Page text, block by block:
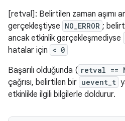
[retval]: Belirtilen zaman aşımı
gerçekleştiyse NO_ERROR ;
ancak etkinlik gerçekleşmediyse
hatalar için < 0
Başarılı olduğunda ( retval ==
çağrısı, belirtilen bir uevent_t
etkinlikle ilgili bilgilerle doldurur.